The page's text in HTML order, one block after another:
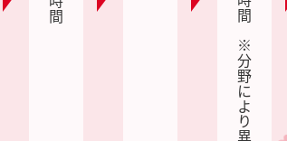
時間 時間 ※分野により異なる